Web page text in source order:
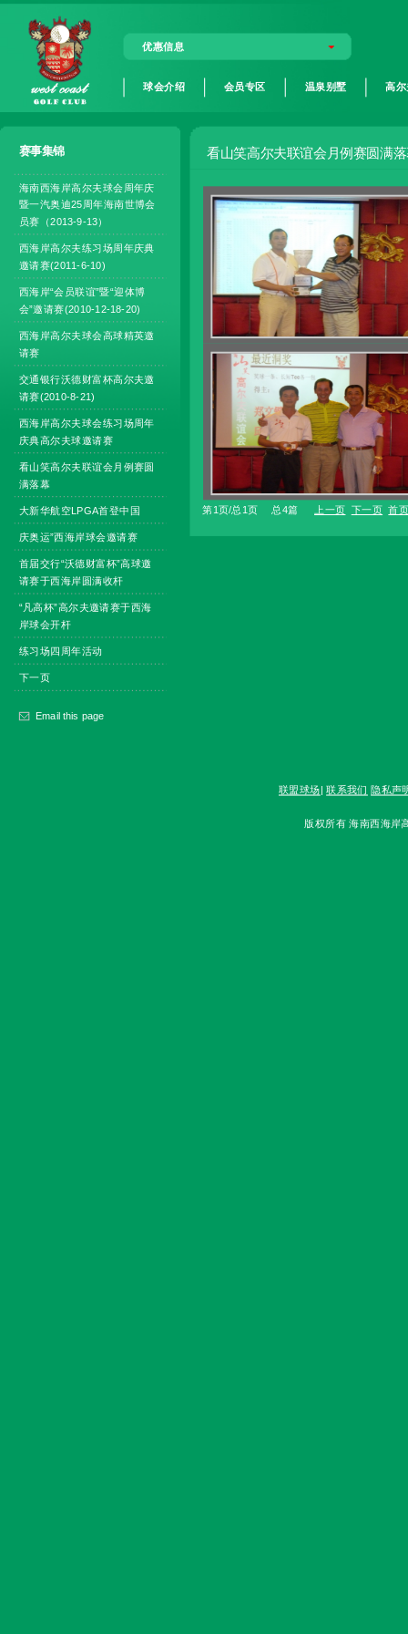
优惠信息
球会介绍 会员专区 温泉别墅 高
赛事集锦
海南西海岸高尔夫球会周年庆
暨一汽奥迪25周年海南世博会
员赛（2013-9-13）
西海岸高尔夫练习场周年庆典
邀请赛(2011-6-10)
西海岸“会员联谊”暨“迎体博
会”邀请赛(2010-12-18-20)
西海岸高尔夫球会高球精英邀
请赛
交通银行沃德财富杯高尔夫邀
请赛(2010-8-21)
西海岸高尔夫球会练习场周年
庆典高尔夫球邀请赛
看山笑高尔夫联谊会月例赛圆
满落幕
大新华航空LPGA首登中国
庆奥运”西海岸球会邀请赛
首届交行“沃德财富杯”高球邀
请赛于西海岸圆满收杆
“凡高杯”高尔夫邀请赛于西海
岸球会开杆
练习场四周年活动
下一页
Email this page
看山笑高尔夫联谊会月例赛圆满
第1页/总1页 总4篇 上一页 下一页 首
联盟球场|联系我们 隐私声
版权所有 海南西海岸